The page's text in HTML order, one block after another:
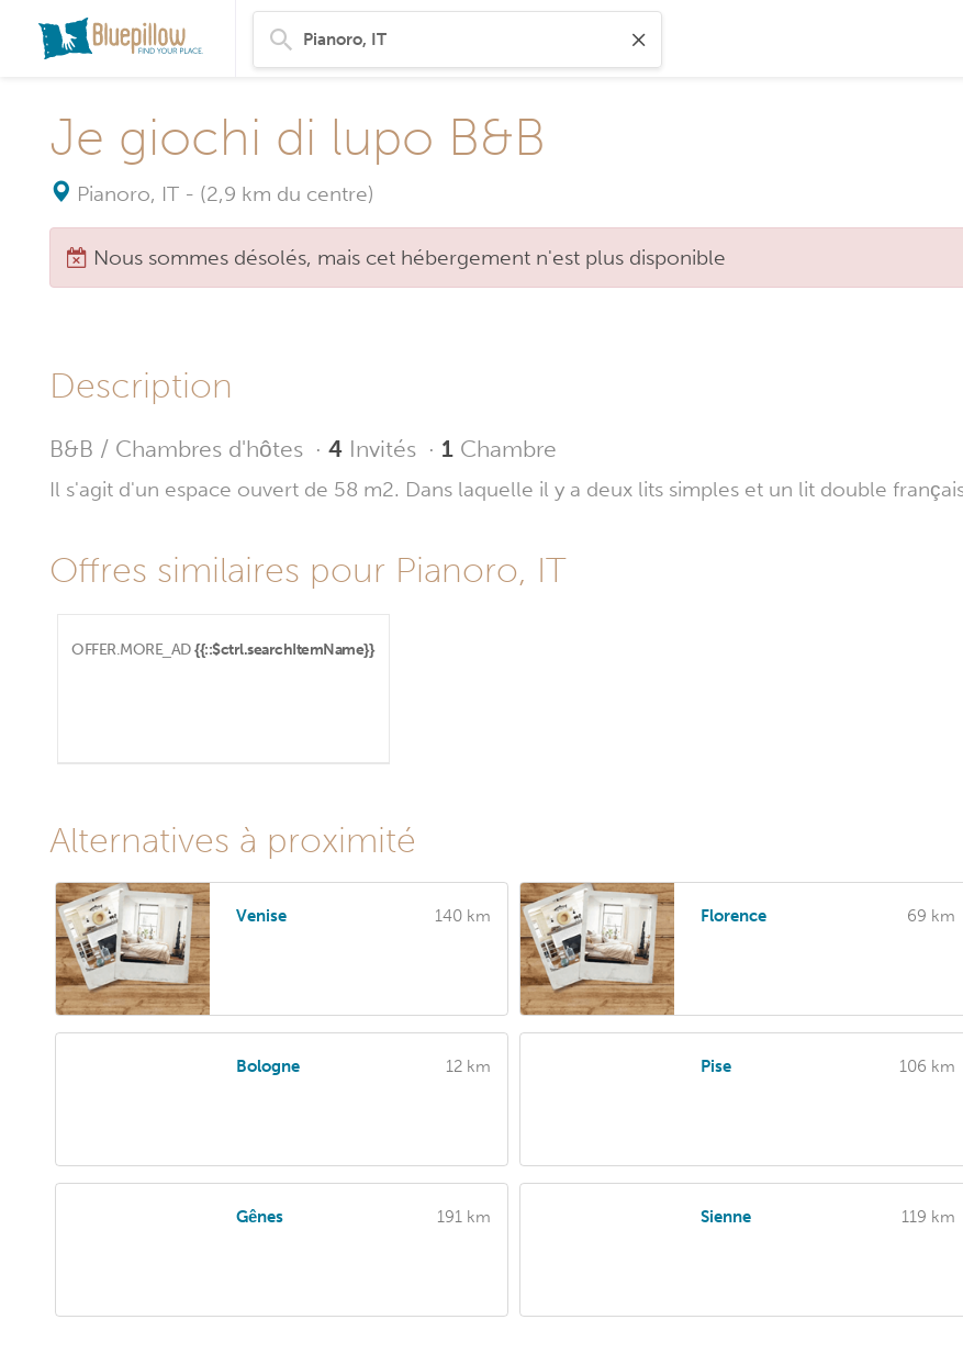
Je giochi di lupo B&B
Pianoro, IT - (2,9 km du centre)
Nous sommes désolés, mais cet hébergement n'est plus disponible
Description
B&B / Chambres d'hôtes · 4 Invités · 1 Chambre
Il s'agit d'un espace ouvert de 58 m2. Dans laquelle il y a deux lits simples et un lit double
Offres similaires pour Pianoro, IT
OFFER.MORE_AD {{::$ctrl.searchItemName}}
Alternatives à proximité
Venise 140 km Florence 69 km
Bologne 12 km Pise 106 km
Gênes 191 km Sienne 119 km